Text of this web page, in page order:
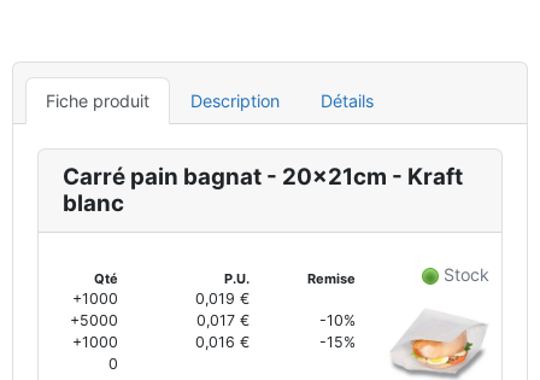
Fiche produit Description Détails
Carré pain bagnat - 20x21cm - Kraft
blanc
Qté P.U. Remise
+1000
0,019 €
+5000
0,017 €
-10%
+1000
0
0,016 € -15%
Stock